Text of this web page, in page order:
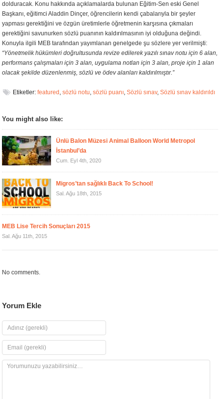
dolduracak. Konu hakkında açıklamalarda bulunan Eğitim-Sen eski Genel
Başkanı, eğitimci Aladdin Dinçer, öğrencilerin kendi çabalarıyla bir şeyler
yapması gerektiğini ve özgün üretimlerle öğretmenin karşısına çıkmaları
gerektiğini savunurken sözlü puanının kaldırılmasının iyi olduğuna değindi.
Konuyla ilgili MEB tarafından yayımlanan genelgede şu sözlere yer verilmişti:
“Yönetmelik hükümleri doğrultusunda revize edilerek yazılı sınav notu için 6 alan,
performans çalışmaları için 3 alan, uygulama notlan için 3 alan, proje için 1 alan
olacak şekilde düzenlenmiş, sözlü ve ödev alanları kaldırılmıştır.”
Etiketler: featured ,sözlü notu,sözlü puanı,Sözlü sınav,Sözlü sınav kaldırıldı
You might also like:
Ünlü Balon Müzesi Animal Balloon World Metropol
İstanbul’da
Cum. Eyl 4th, 2020
Migros’tan sağlıklı Back To School!
Sal. Ağu 18th, 2015
MEB Lise Tercih Sonuçları 2015
Sal. Ağu 11th, 2015
No comments.
Yorum Ekle